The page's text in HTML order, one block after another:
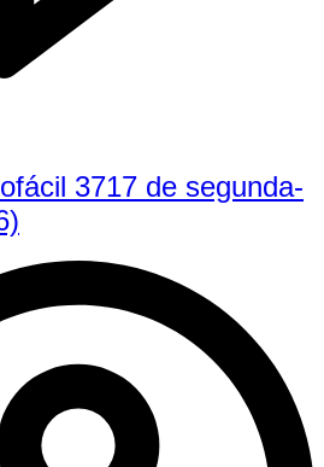
3717 de segunda-